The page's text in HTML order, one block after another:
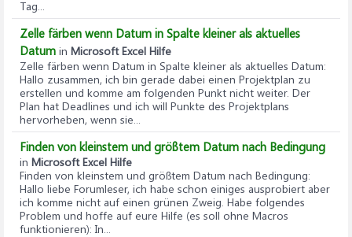
Tag...
Zelle färben wenn Datum in Spalte kleiner als aktuelles
Datum in Microsoft Excel Hilfe
Zelle färben wenn Datum in Spalte kleiner als aktuelles Datum:
Hallo zusammen, ich bin gerade dabei einen Projektplan zu
erstellen und komme am folgenden Punkt nicht weiter. Der
Plan hat Deadlines und ich will Punkte des Projektplans
hervorheben, wenn sie...
Finden von kleinstem und größtem Datum nach Bedingung
in Microsoft Excel Hilfe
Finden von kleinstem und größtem Datum nach Bedingung:
Hallo liebe Forumleser, ich habe schon einiges ausprobiert aber
ich komme nicht auf einen grünen Zweig. Habe folgendes
Problem und hoffe auf eure Hilfe (es soll ohne Macros
funktionieren): In...